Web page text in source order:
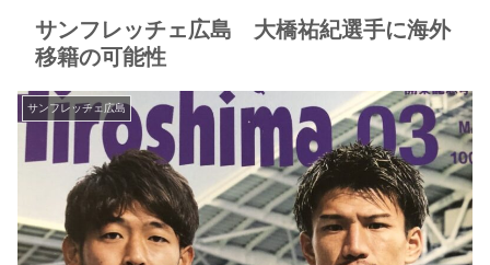
サンフレッチェ広島 大橋祐紀選手に海外
移籍の可能性
サンフレッチェ広島